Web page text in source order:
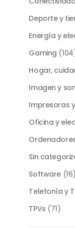
Deporte y
Energía y
Gaming
Hogar,
Imagen y
Impresoras
Oficina y
Sin
Software (16)
Telefonía y
TPVs (71)